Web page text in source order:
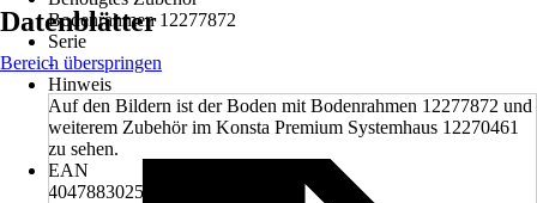
Bodenrahmen 12277872
Serie
-
Hinweis
Auf den Bildern ist der Boden mit Bodenrahmen 12277872 und
weiterem Zubehör im Konsta Premium Systemhaus 12270461
zu sehen.
EAN
4047883025009
Datenblätter
Bereich überspringen